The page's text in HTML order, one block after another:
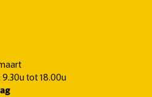
tot 18.00u